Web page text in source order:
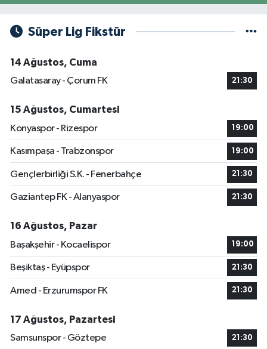
Süper Lig Fikstür
14 Ağustos, Cuma
Galatasaray - Çorum FK
21:30
15 Ağustos, Cumartesi
Konyaspor - Rizespor
19:00
Kasımpaşa - Trabzonspor 19:00
Gençlerbirliği S.K. - Fenerbahçe 21:30
Gaziantep FK - Alanyaspor 21:30
16 Ağustos, Pazar
Başakşehir - Kocaelispor
19:00
Beşiktaş - Eyüpspor 21:30
Amed - Erzurumspor FK 21:30
17 Ağustos, Pazartesi
Samsunspor - Göztepe
21:30